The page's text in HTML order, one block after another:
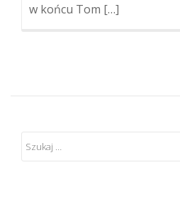
w końcu Tom […]